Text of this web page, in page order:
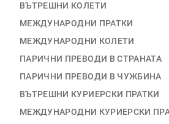
ВЪТРЕШНИ КОЛЕТИ
МЕЖДУНАРОДНИ ПРАТКИ
МЕЖДУНАРОДНИ КОЛЕТИ
ПАРИЧНИ ПРЕВОДИ В СТРАНАТА
ПАРИЧНИ ПРЕВОДИ В ЧУЖБИНА
ВЪТРЕШНИ КУРИЕРСКИ ПРАТКИ
МЕЖДУНАРОДНИ КУРИЕРСКИ